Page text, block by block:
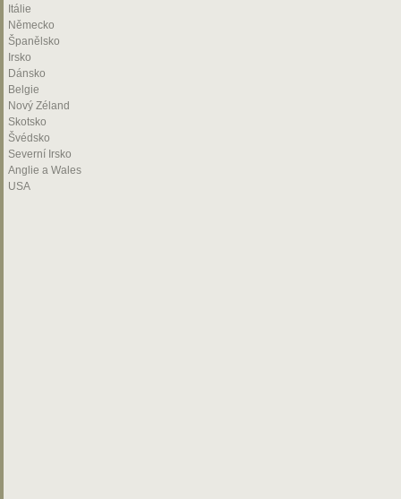
Itálie
Německo
Španělsko
Irsko
Dánsko
Belgie
Nový Zéland
Skotsko
Švédsko
Severní Irsko
Anglie a Wales
USA